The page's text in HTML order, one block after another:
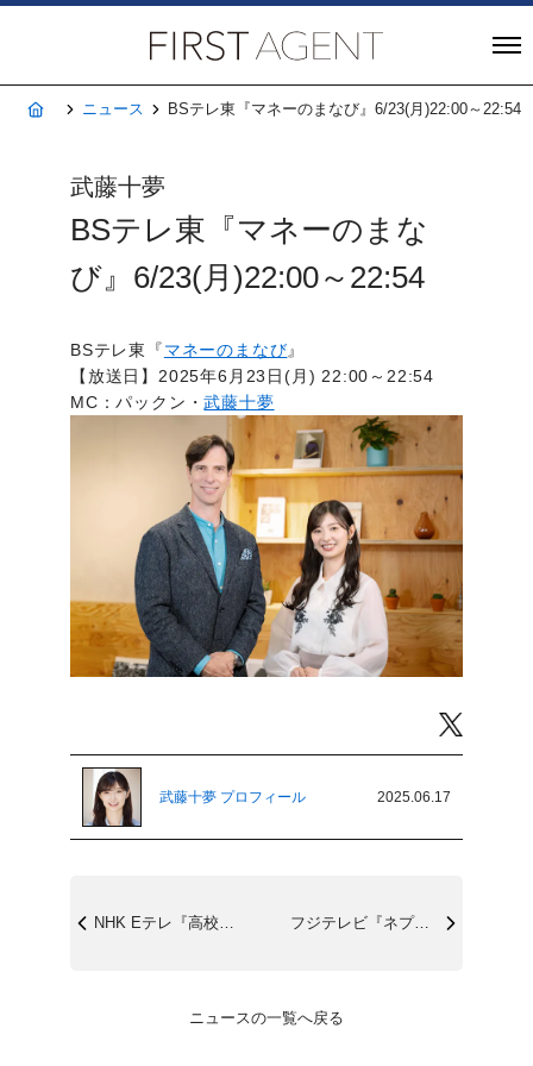
ホームニュース BSテレ東『マネーのまなび』6/23(月)22:00～22:54
武藤十夢
BSテレ東『マネーのまな
び』6/23(月)22:00～22:54
BSテレ東『マネーのまなび』
【放送日】2025年6月23日(月) 22:00～22:54
MC：パックン・武藤十夢
武藤十夢 プロフィール 2025.06.17
NHK Eテレ『高校講座 地学基礎』6/... フジテレビ『ネプリーグ』6/23(月)1...
ニュースの一覧へ戻る